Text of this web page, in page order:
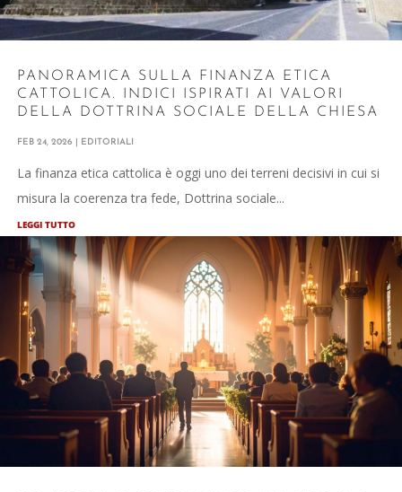
PANORAMICA SULLA FINANZA ETICA
CATTOLICA. INDICI ISPIRATI AI VALORI
DELLA DOTTRINA SOCIALE DELLA CHIESA
FEB 24, 2026 EDITORIALI
La finanza etica cattolica è oggi uno dei terreni decisivi in cui si
misura la coerenza tra fede, Dottrina sociale...
LEGGI TUTTO